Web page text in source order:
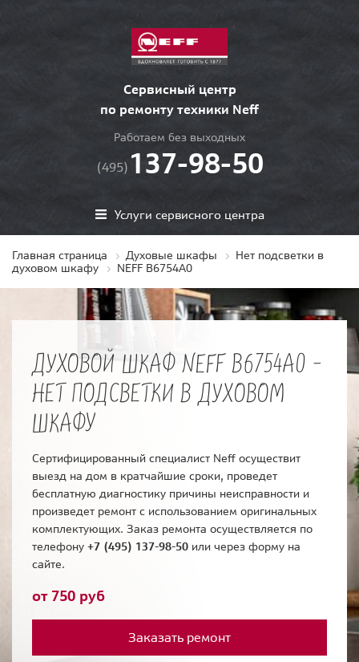
Сервисный центр
по ремонту техники Neff
Работаем без выходных
(495) 137-98-50
Услуги сервисного центра
Главная страница Духовые шкафы
Нет подсветки в
духовом шкафу
NEFF B6754A0
ДУХОВОЙ ШКАФ NEFF B6754A0 -
НЕТ ПОДСВЕТКИ В ДУХОВОМ
ШКАФУ
Сертифицированный специалист Neff осуществит
выезд на дом в кратчайшие сроки, проведет
бесплатную диагностику причины неисправности и
произведет ремонт с использованием оригинальных
комплектующих. Заказ ремонта осуществляется по
телефону +7 (495) 137-98-50 или через форму на
сайте.
от 750 руб
Заказать ремонт